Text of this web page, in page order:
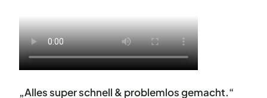
„Alles super schnell & problemlos gemacht.“